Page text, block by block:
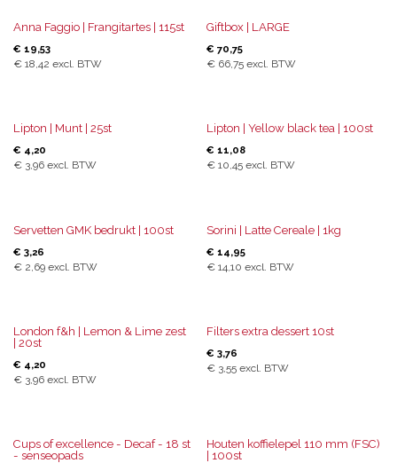
Anna Faggio | Frangitartes | 115st
€ 19,53
€ 18,42 excl. BTW
Giftbox | LARGE
€ 70,75
€ 66,75excl. BTW
Lipton | Munt | 25st
€ 4,20
€ 3,96 excl. BTW
Lipton | Yellow black tea | 100st
€ 11,08
€ 10,45excl. BTW
Servetten GMK bedrukt | 100st
€ 3,26
€ 2,69 excl. BTW
Sorini | Latte Cereale | 1kg
€ 14,95
€ 14,10 excl. BTW
London f&h | Lemon & Lime zest
| 20st
€ 4,20
€ 3,96 excl. BTW
Filters extra dessert 10st
€ 3,76
€ 3,55excl. BTW
Cups of excellence - Decaf - 18 st
- senseopads
Houten koffielepel 110 mm (FSC)
| 100st